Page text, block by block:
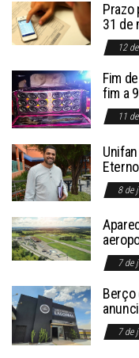
Prazo
31 de
12
Fim
fim a
11
8 de
7 de
Berço
7 de